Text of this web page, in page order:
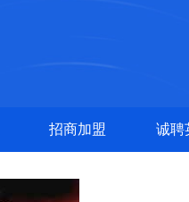
招商加盟 诚聘